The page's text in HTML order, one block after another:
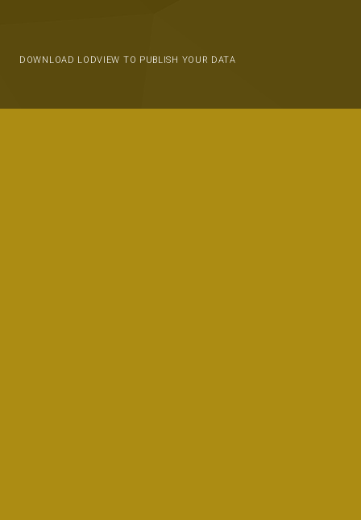
DOWNLOAD LODVIEW TO PUBLISH YOUR DATA